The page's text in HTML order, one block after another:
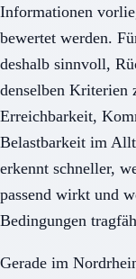
Informationen
bewertet werden.
deshalb sinnvoll,
denselben Kriterien
Erreichbarkeit,
Belastbarkeit im
erkennt schneller,
passend wirkt und
Bedingungen
Gerade im